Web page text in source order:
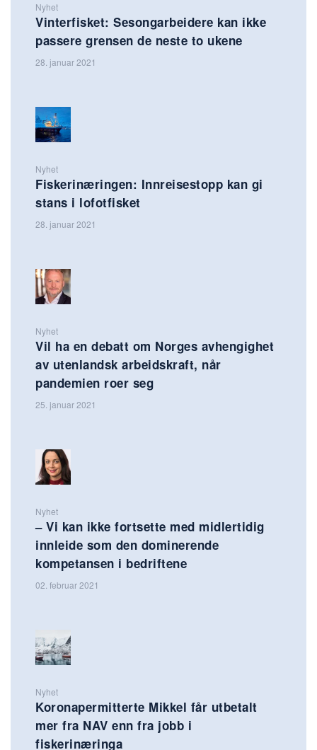
Nyhet
Vinterfisket: Sesongarbeidere kan ikke
passere grensen de neste to ukene
28. januar 2021
Nyhet
Fiskerinæringen: Innreisestopp kan gi
stans i lofotfisket
28. januar 2021
Nyhet
Vil ha en debatt om Norges avhengighet
av utenlandsk arbeidskraft, når
pandemien roer seg
25. januar 2021
Nyhet
– Vi kan ikke fortsette med midlertidig
innleide som den dominerende
kompetansen i bedriftene
02. februar 2021
Nyhet
Koronapermitterte Mikkel får utbetalt
mer fra NAV enn fra jobb i
fiskerinæringa